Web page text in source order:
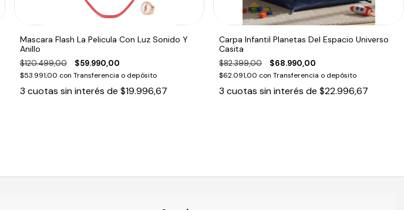
Mascara Flash La Pelicula Con Luz Sonido Y
Anillo
$120.499,00 $59.990,00
$53.991,00 con Transferencia o depósito
3 cuotas sin interés de $19.996,67
Carpa Infantil Planetas Del Espacio Universo
Casita
$82.399,00 $68.990,00
$62.091,00 con Transferencia o depósito
3 cuotas sin interés de$22.996,67